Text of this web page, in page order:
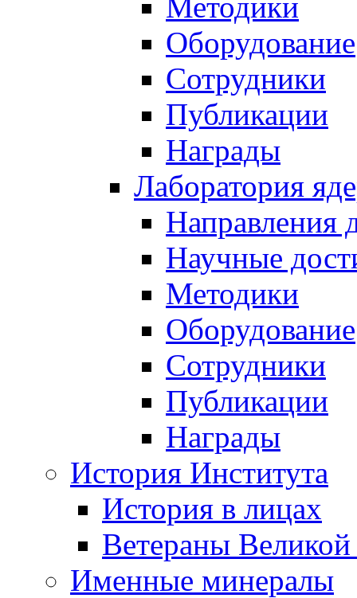
Оборудование
Сотрудники
Публикации
Награды
Лаборатория
Направления
Научные
Методики
Оборудование
Сотрудники
Публикации
Награды
История Института
История в лицах
Ветераны
Именные минералы